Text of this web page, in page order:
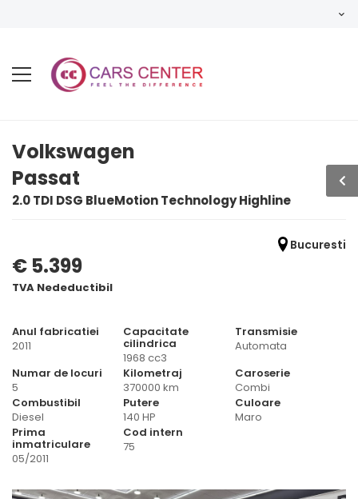
Volkswagen
Passat
2.0 TDI DSG BlueMotion Technology Highline
Bucuresti
€ 5.399
TVA Nedeductibil
Anul fabricatiei
2011
Capacitate
cilindrica
1968 cc3
Transmisie
Automata
Numar de locuri
5
Kilometraj
370000 km
Caroserie
Combi
Combustibil
Diesel
Putere
140 HP
Culoare
Maro
Prima
inmatriculare
05/2011
Cod intern
75